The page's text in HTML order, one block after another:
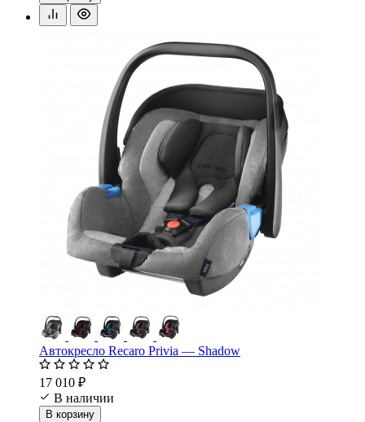
Автокресло Recaro Privia — Shadow
17 010 ₽
В наличии
В корзину